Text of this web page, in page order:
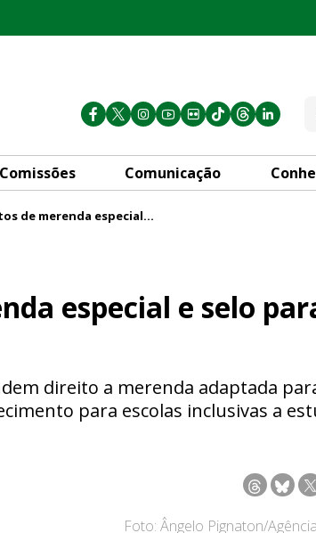
Comissões Comunicação
CCJ aprova projetos de merenda especial e selo para escolas amigas do autista
especial e selo
direito a merenda adaptada
para escolas inclusivas a
Foto: Ângelo Pignaton/